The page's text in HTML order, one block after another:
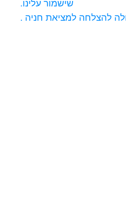
שישמור עלינו.
להצלחה למציאת חניה .